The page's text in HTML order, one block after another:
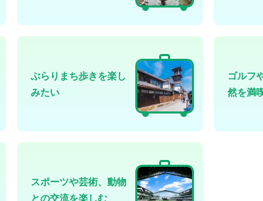
ぶらりまち歩きを楽し
みたい
ゴルフ
然を満
スポーツや芸術、動物
との交流を楽しむ